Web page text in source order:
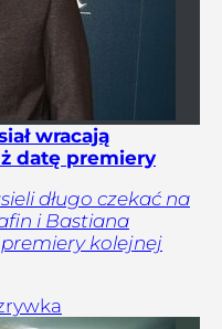
wracają
datę premiery
długo czekać na
i Bastiana
kolejnej